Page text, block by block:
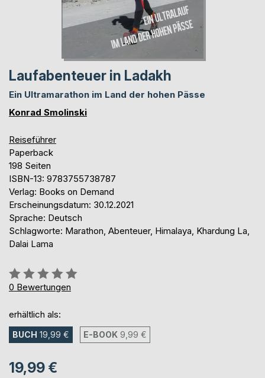
Laufabenteuer in Ladakh
Ein Ultramarathon im Land der hohen Pässe
Konrad Smolinski
Reiseführer
Paperback
198 Seiten
ISBN-13: 9783755738787
Verlag: Books on Demand
Erscheinungsdatum: 30.12.2021
Sprache: Deutsch
Schlagworte: Marathon, Abenteuer, Himalaya, Khardung La,
Dalai Lama
Bewertung::
0%
0 Bewertungen
erhältlich als:
BUCH 19,99 € E-BOOK 9,99 €
19,99 €